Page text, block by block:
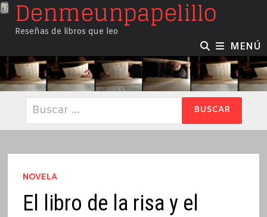
SaltarDenmeunpapelillo
Reseñas de libros que leo
MENÚ
Buscar:
NOVELA
El libro de la risa y el